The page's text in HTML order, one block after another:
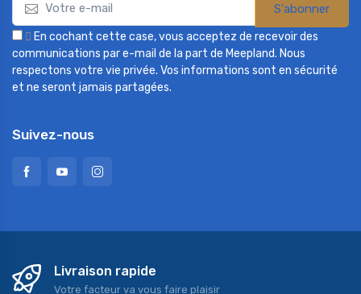
S'abonner
 En cochant cette case, vous acceptez de recevoir des
communications par e-mail de la part de Meepland. Nous
respectons votre vie privée. Vos informations sont en sécurité
et ne seront jamais partagées.
Suivez-nous
Livraison rapide
Votre facteur va vous faire plaisir